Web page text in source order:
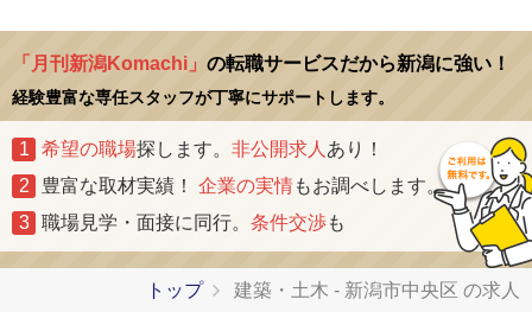
「月刊新潟Komachi」 の転職サービスだから新潟に強い！
経験豊富な専任スタッフが丁寧にサポートします。
1 希望の職場探します。 非公開求人あり！
2
豊富な取材実績！ 企業の実情もお調べします。
3
職場見学・面接に同行。 条件交渉も
トップ 建築・土木 - 新潟市中央区 の求人